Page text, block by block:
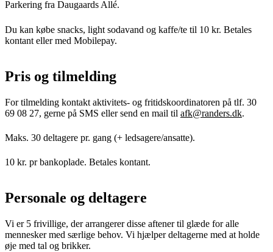
Parkering fra Daugaards Allé.
Du kan købe snacks, light sodavand og kaffe/te til 10 kr. Betales
kontant eller med Mobilepay.
Pris og tilmelding
For tilmelding kontakt aktivitets- og fritidskoordinatoren på tlf. 30
69 08 27, gerne på SMS eller send en mail til afk@randers.dk.
Maks. 30 deltagere pr. gang (+ ledsagere/ansatte).
10 kr. pr bankoplade. Betales kontant.
Personale og deltagere
Vi er 5 frivillige, der arrangerer disse aftener til glæde for alle
mennesker med særlige behov. Vi hjælper deltagerne med at holde
øje med tal og brikker.